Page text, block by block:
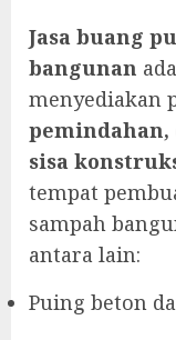
Jasa buang
bangunan
menyediakan
sisa
tempat
sampah
antara lain:
Puing beton